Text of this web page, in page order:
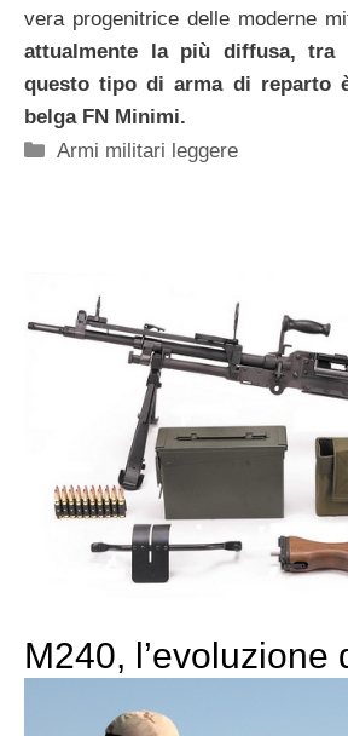
vera progenitrice delle moderne
attualmente la più diffusa,
questo tipo di arma di reparto
belga FN Minimi.
Categorie
Armi militari leggere
M240, l’evoluzione